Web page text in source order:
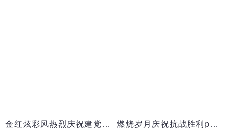
金红炫彩风热烈庆祝建党节98周年PPT模板 燃烧岁月庆祝抗战胜利ppt模板